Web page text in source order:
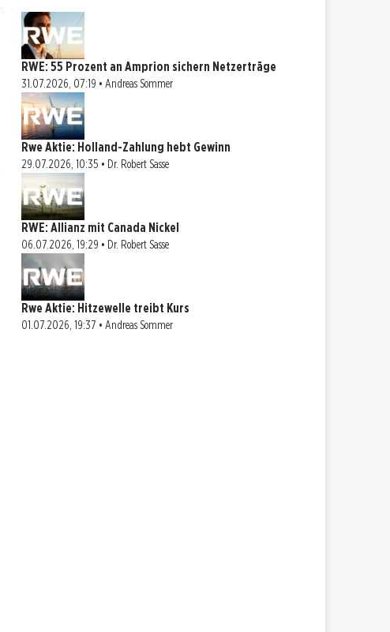
RWE: 55 Prozent an Amprion sichern Netzerträge
31.07.2026, 07:19 • Andreas Sommer
Rwe Aktie: Holland-Zahlung hebt Gewinn
29.07.2026, 10:35 • Dr. Robert Sasse
RWE: Allianz mit Canada Nickel
06.07.2026, 19:29 • Dr. Robert Sasse
Rwe Aktie: Hitzewelle treibt Kurs
01.07.2026, 19:37 • Andreas Sommer